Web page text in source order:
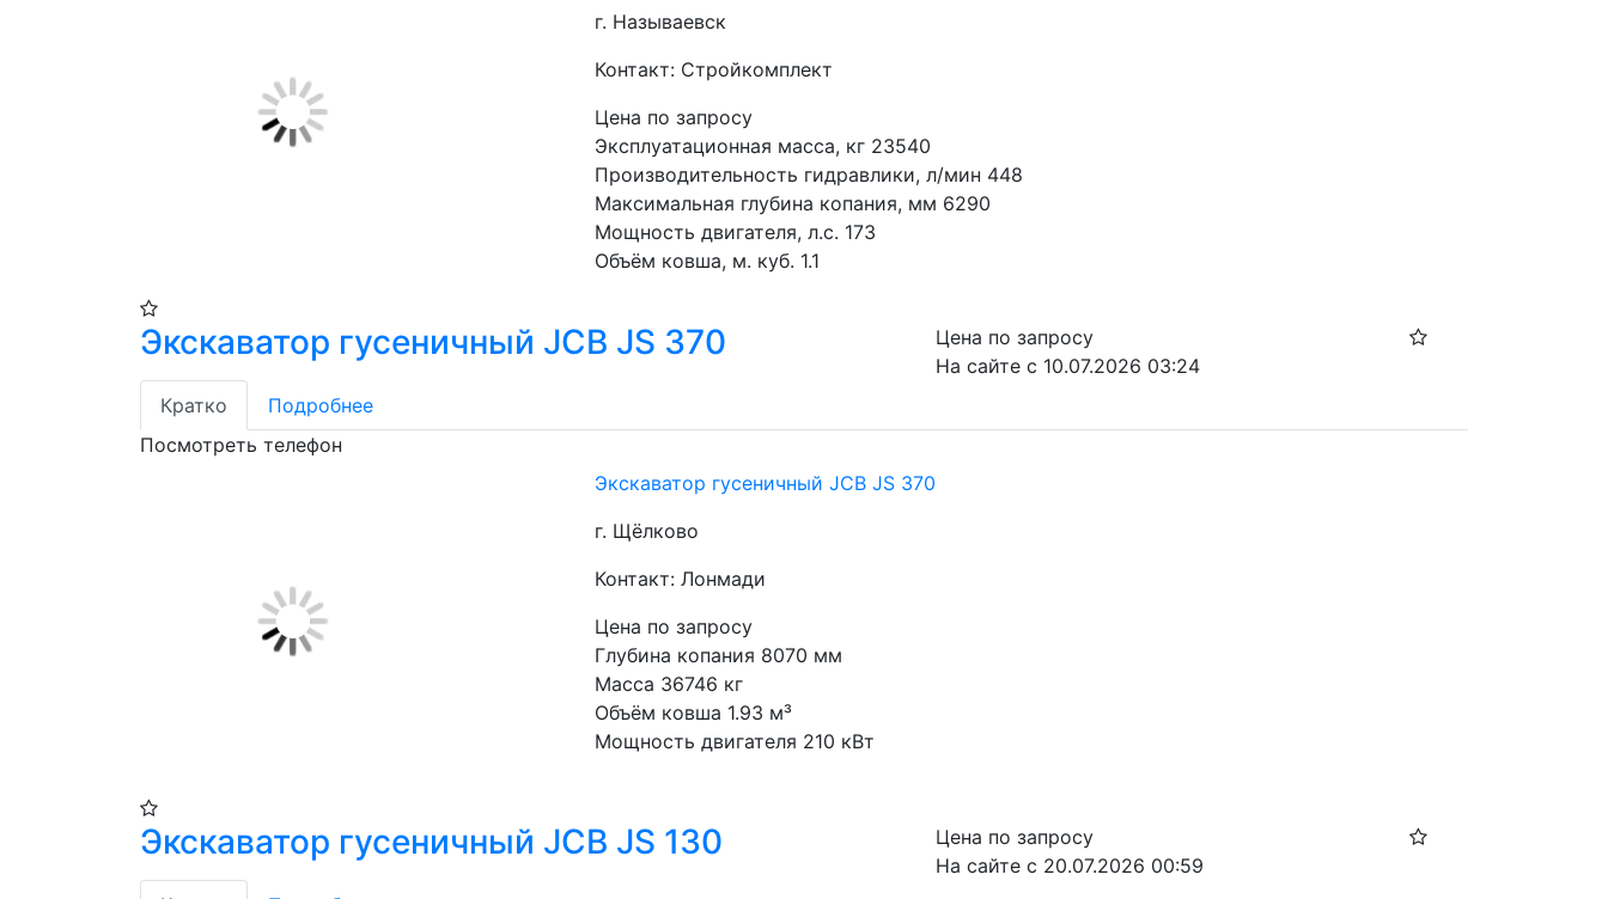
г. Называевск
Контакт: Стройкомплект
Цена по запросу
Эксплуатационная масса, кг 23540
Производительность гидравлики, л/мин 448
Максимальная глубина копания, мм 6290
Мощность двигателя, л.с. 173
Объём ковша, м. куб. 1.1
Экскаватор гусеничный JCB JS 370
Цена по запросу
На сайте с 10.07.2026 03:24
Кратко
Подробнее
Посмотреть телефон
Экскаватор гусеничный JCB JS 370
г. Щёлково
Контакт: Лонмади
Цена по запросу
Глубина копания 8070 мм
Масса 36746 кг
Объём ковша 1.93 м³
Мощность двигателя 210 кВт
Экскаватор гусеничный JCB JS 130
Цена по запросу
На сайте с 20.07.2026 00:59